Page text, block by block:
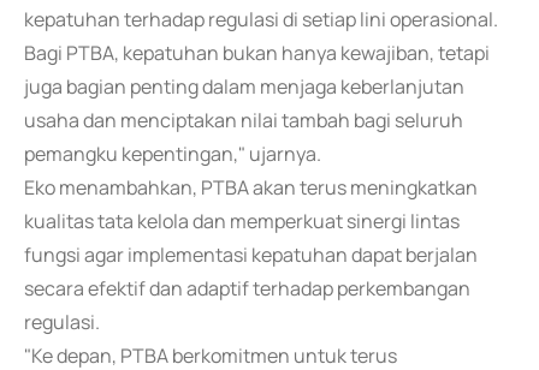
kepatuhan terhadap regulasi di setiap lini operasional.
Bagi PTBA, kepatuhan bukan hanya kewajiban, tetapi
juga bagian penting dalam menjaga keberlanjutan
usaha dan menciptakan nilai tambah bagi seluruh
pemangku kepentingan," ujarnya.
Eko menambahkan, PTBA akan terus meningkatkan
kualitas tata kelola dan memperkuat sinergi lintas
fungsi agar implementasi kepatuhan dapat berjalan
secara efektif dan adaptif terhadap perkembangan
regulasi.
"Ke depan, PTBA berkomitmen untuk terus